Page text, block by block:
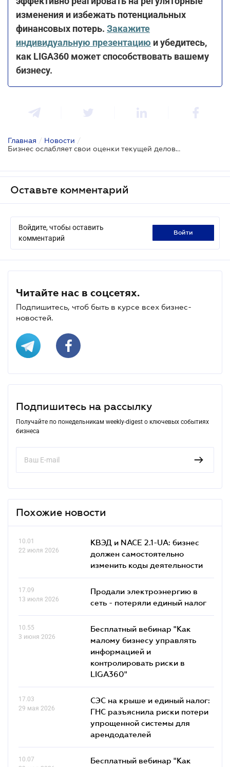
изменения и избежать потенциальных
финансовых потерь. Закажите
индивидуальную презентацию и убедитесь,
как LIGA360 может способствовать вашему
бизнесу.
Главная / Новости /
Бизнес ослабляет свои оценки текущей деловой активности - опрос НБУ
Оставьте комментарий
Войдите, чтобы оставить
комментарий
войти
Читайте нас в соцсетях.
Подпишитесь, чтоб быть в курсе всех бизнес-
новостей.
Подпишитесь на рассылку
Получайте по понедельникам weekly-digest о ключевых событиях
бизнеса
Похожие новости
10.01
22 июля 2026
КВЭД и NACE 2.1-UA: бизнес
должен самостоятельно
изменить коды деятельности
17.09
13 июля 2026
Продали электроэнергию в
сеть - потеряли единый налог
10.55
3 июня 2026
Бесплатный вебинар "Как
малому бизнесу управлять
информацией и
контролировать риски в
LIGA360"
17.03
29 мая 2026
СЭС на крыше и единый налог:
ГНС разъяснила риски потери
упрощенной системы для
арендодателей
10.07
Бесплатный вебинар "Как